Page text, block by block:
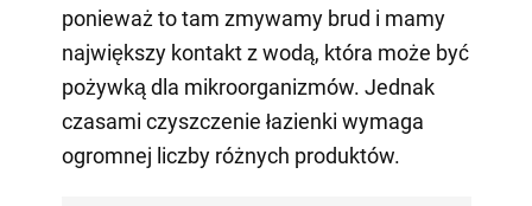
ponieważ to tam zmywamy brud i mamy
największy kontakt z wodą, która może być
pożywką dla mikroorganizmów. Jednak
czasami czyszczenie łazienki wymaga
ogromnej liczby różnych produktów.